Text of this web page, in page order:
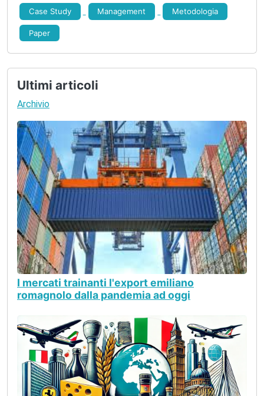
8. Controllo Risultati
Case Study Management Metodologia
Paper
Ultimi articoli
Archivio
I mercati trainanti l'export emiliano
romagnolo dalla pandemia ad oggi